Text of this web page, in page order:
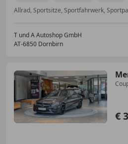
T und A Autoshop GmbH
AT-6850 Dornbirn
€